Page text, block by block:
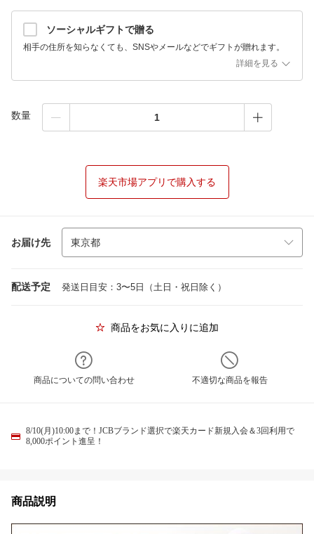
ソーシャルギフトで贈る
相手の住所を知らなくても、SNSやメールなどでギフトが贈れます。
詳細を見る
数量
楽天市場アプリで購入する
お届け先
配送予定 発送日目安：3〜5日（土日・祝日除く）
商品をお気に入りに追加
商品についての問い合わせ 不適切な商品を報告
8/10(月)10:00まで！JCBブランド選択で楽天カード新規入会＆3回利用で
8,000ポイント進呈！
商品説明